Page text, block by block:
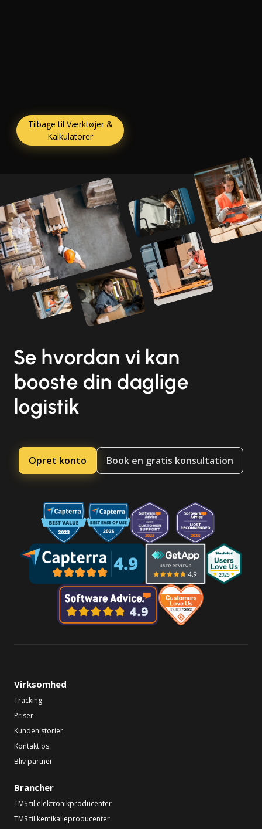
Tilbage til Værktøjer &
Kalkulatorer
Se hvordan vi kan
booste din daglige
logistik
Opret konto Book en gratis konsultation
Virksomhed
Tracking
Priser
Kundehistorier
Kontakt os
Bliv partner
Brancher
TMS til elektronikproducenter
TMS til kemikalieproducenter